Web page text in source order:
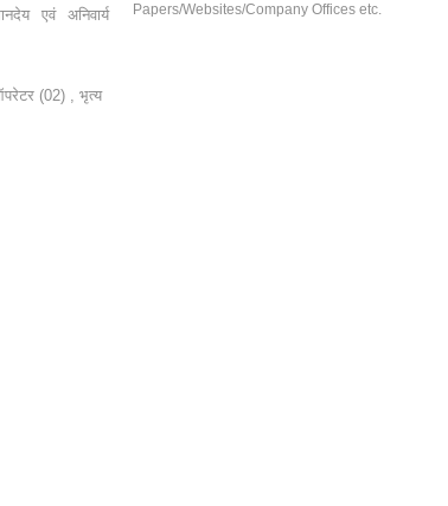
एवं अनिवार्य
(02) , भृत्य
Papers/Websites/Company Offices etc.